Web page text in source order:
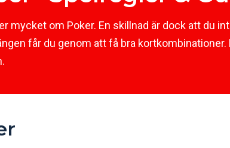
mycket om Poker. En skillnad är dock att du
får du genom att få bra